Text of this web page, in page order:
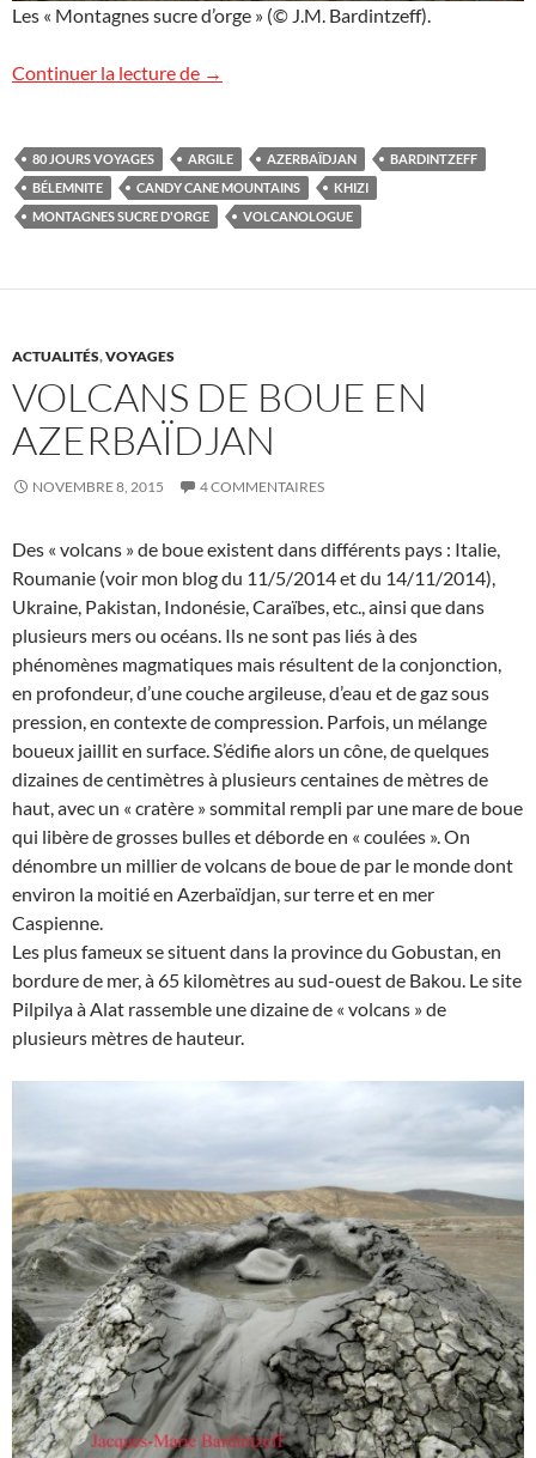
Les « Montagnes sucre d’orge » (© J.M. Bardintzeff).
Continuer la lecture de Les Montagnes sucre d’orge en
→
80 JOURS VOYAGES ARGILE AZERBAÏDJAN
BARDINTZEFF
BÉLEMNITE
CANDY CANE MOUNTAINS
KHIZI
MONTAGNES SUCRE D'ORGE
VOLCANOLOGUE
ACTUALITÉS,VOYAGES
VOLCANS DE BOUE EN
AZERBAÏDJAN
NOVEMBRE 8, 2015 4 COMMENTAIRES
Des « volcans » de boue existent dans différents pays : Italie,
Roumanie (voir mon blog du 11/5/2014 et du 14/11/2014),
Ukraine, Pakistan, Indonésie, Caraïbes, etc., ainsi que dans
plusieurs mers ou océans. Ils ne sont pas liés à des
phénomènes magmatiques mais résultent de la conjonction,
en profondeur, d’une couche argileuse, d’eau et de gaz sous
pression, en contexte de compression. Parfois, un mélange
boueux jaillit en surface. S’édifie alors un cône, de quelques
dizaines de centimètres à plusieurs centaines de mètres de
haut, avec un « cratère » sommital rempli par une mare de boue
qui libère de grosses bulles et déborde en « coulées ». On
dénombre un millier de volcans de boue de par le monde dont
environ la moitié en Azerbaïdjan, sur terre et en mer
Caspienne.
Les plus fameux se situent dans la province du Gobustan, en
bordure de mer, à 65 kilomètres au sud-ouest de Bakou. Le site
Pilpilya à Alat rassemble une dizaine de « volcans » de
plusieurs mètres de hauteur.